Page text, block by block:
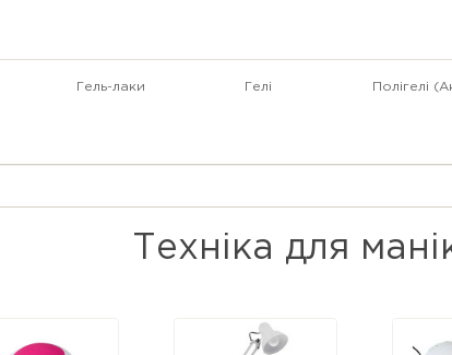
Гель-лаки Гелі Полігелі
Техніка для